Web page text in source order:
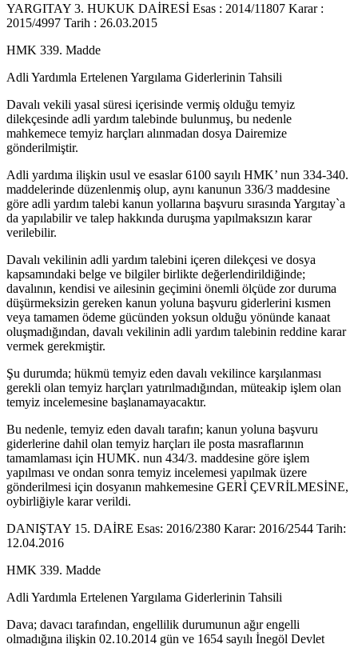
YARGITAY 3. HUKUK DAİRESİ Esas : 2014/11807 Karar :
2015/4997 Tarih : 26.03.2015
HMK 339. Madde
Adli Yardımla Ertelenen Yargılama Giderlerinin Tahsili
Davalı vekili yasal süresi içerisinde vermiş olduğu temyiz
dilekçesinde adli yardım talebinde bulunmuş, bu nedenle
mahkemece temyiz harçları alınmadan dosya Dairemize
gönderilmiştir.
Adli yardıma ilişkin usul ve esaslar 6100 sayılı HMK’ nun 334-340.
maddelerinde düzenlenmiş olup, aynı kanunun 336/3 maddesine
göre adli yardım talebi kanun yollarına başvuru sırasında Yargıtay`a
da yapılabilir ve talep hakkında duruşma yapılmaksızın karar
verilebilir.
Davalı vekilinin adli yardım talebini içeren dilekçesi ve dosya
kapsamındaki belge ve bilgiler birlikte değerlendirildiğinde;
davalının, kendisi ve ailesinin geçimini önemli ölçüde zor duruma
düşürmeksizin gereken kanun yoluna başvuru giderlerini kısmen
veya tamamen ödeme gücünden yoksun olduğu yönünde kanaat
oluşmadığından, davalı vekilinin adli yardım talebinin reddine karar
vermek gerekmiştir.
Şu durumda; hükmü temyiz eden davalı vekilince karşılanması
gerekli olan temyiz harçları yatırılmadığından, müteakip işlem olan
temyiz incelemesine başlanamayacaktır.
Bu nedenle, temyiz eden davalı tarafın; kanun yoluna başvuru
giderlerine dahil olan temyiz harçları ile posta masraflarının
tamamlaması için HUMK. nun 434/3. maddesine göre işlem
yapılması ve ondan sonra temyiz incelemesi yapılmak üzere
gönderilmesi için dosyanın mahkemesine GERİ ÇEVRİLMESİNE,
oybirliğiyle karar verildi.
DANIŞTAY 15. DAİRE Esas: 2016/2380 Karar: 2016/2544 Tarih:
12.04.2016
HMK 339. Madde
Adli Yardımla Ertelenen Yargılama Giderlerinin Tahsili
Dava; davacı tarafından, engellilik durumunun ağır engelli
olmadığına ilişkin 02.10.2014 gün ve 1654 sayılı İnegöl Devlet